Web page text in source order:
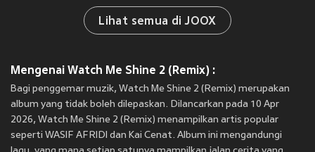
Lihat semua di JOOX
Mengenai Watch Me Shine 2 (Remix) :
Bagi penggemar muzik, Watch Me Shine 2 (Remix) merupakan
album yang tidak boleh dilepaskan. Dilancarkan pada 10 Apr
2026, Watch Me Shine 2 (Remix) menampilkan artis popular
seperti WASIF AFRIDI dan Kai Cenat. Album ini mengandungi